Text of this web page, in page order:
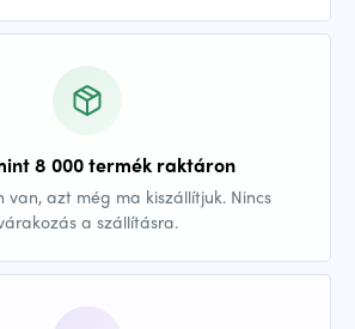
8 000 termék raktáron
van, azt még ma kiszállítjuk. Nincs
a szállításra.